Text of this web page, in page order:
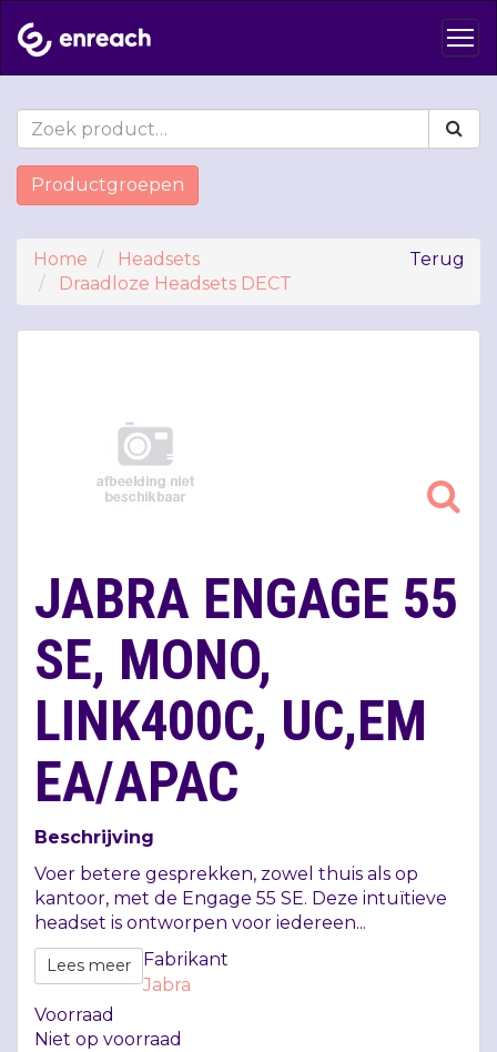
Productgroepen
Terug
Home
Headsets
Draadloze Headsets DECT
JABRA ENGAGE 55
SE, MONO,
LINK400C, UC,EM
EA/APAC
Beschrijving
Voer betere gesprekken, zowel thuis als op
kantoor, met de Engage 55 SE. Deze intuïtieve
headset is ontworpen voor iedereen...
Lees meer
Fabrikant
Jabra
Voorraad
Niet op voorraad